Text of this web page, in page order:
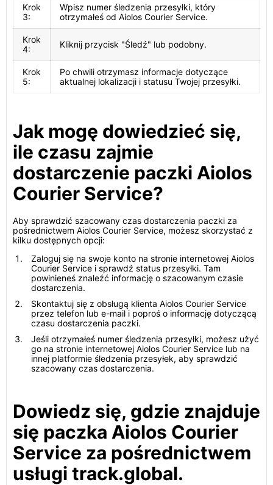
Krok
3:
Wpisz numer śledzenia przesyłki, który
otrzymałeś od Aiolos Courier Service.
Krok
4:
Kliknij przycisk "Śledź" lub podobny.
Krok
5:
Po chwili otrzymasz informacje dotyczące
aktualnej lokalizacji i statusu Twojej przesyłki.
Jak mogę dowiedzieć się,
ile czasu zajmie
dostarczenie paczki Aiolos
Courier Service?
Aby sprawdzić szacowany czas dostarczenia paczki za
pośrednictwem Aiolos Courier Service, możesz skorzystać z
kilku dostępnych opcji:
Zaloguj się na swoje konto na stronie internetowej Aiolos
Courier Service i sprawdź status przesyłki. Tam
powinieneś znaleźć informację o szacowanym czasie
dostarczenia.
Skontaktuj się z obsługą klienta Aiolos Courier Service
przez telefon lub e-mail i poproś o informację dotyczącą
czasu dostarczenia paczki.
Jeśli otrzymałeś numer śledzenia przesyłki, możesz użyć
go na stronie internetowej Aiolos Courier Service lub na
innej platformie śledzenia przesyłek, aby sprawdzić
szacowany czas dostarczenia.
Dowiedz się, gdzie znajduje
się paczka Aiolos Courier
Service za pośrednictwem
usługi track.global.